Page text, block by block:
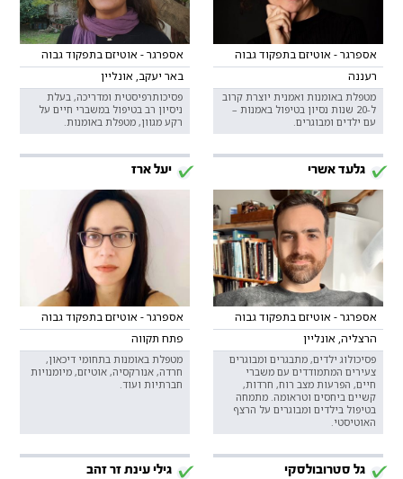
אספרגר - אוטיזם בתפקוד גבוה
רעננה
מטפלת באומנות ואמנית יוצרת קרוב
ל-20 שנות נסיון בטיפול באמנות –
עם ילדים ומבוגרים.
אספרגר - אוטיזם בתפקוד גבוה
באר יעקב, אונליין
פסיכותרפיסטית ומדריכה, בעלת
ניסיון רב בטיפול במשברי חיים על
רקע מגוון, מטפלת באומנות.
גלעד אשרי
אספרגר - אוטיזם בתפקוד גבוה
הרצליה, אונליין
פסיכולוג ילדים, מתבגרים ומבוגרים
צעירים המתמודדים עם משברי
חיים, הפרעות מצב רוח, חרדות,
קשיים ביחסים וטראומה. מתמחה
בטיפול בילדים ומבוגרים על הרצף
האוטיסטי.
יעל ארז
אספרגר - אוטיזם בתפקוד גבוה
פתח תקווה
מטפלת באומנות בתחומי דיכאון,
חרדה, אנורקסיה, אוטיזם, מיומנויות
חברתיות ועוד.
גל סטרובולסקי גילי עינת זר זהב